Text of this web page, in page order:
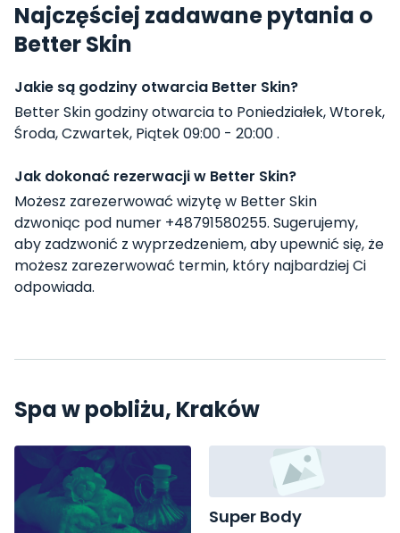
Najczęściej zadawane pytania o
Better Skin
Jakie są godziny otwarcia Better Skin?
Better Skin godziny otwarcia to Poniedziałek, Wtorek,
Środa, Czwartek, Piątek 09:00 - 20:00 .
Jak dokonać rezerwacji w Better Skin?
Możesz zarezerwować wizytę w Better Skin
dzwoniąc pod numer +48791580255. Sugerujemy,
aby zadzwonić z wyprzedzeniem, aby upewnić się, że
możesz zarezerwować termin, który najbardziej Ci
odpowiada.
Spa w pobliżu, Kraków
Super Body